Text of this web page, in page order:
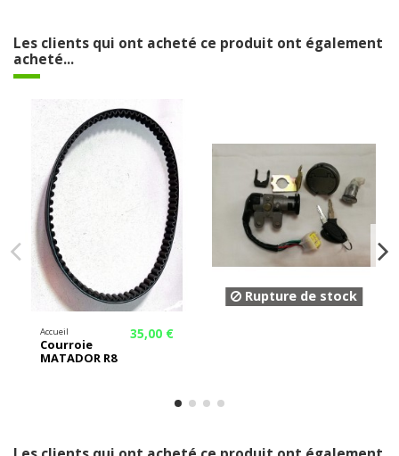
Les clients qui ont acheté ce produit ont également
acheté...
Accueil
Courroie
MATADOR R8
35,00 €
Rupture de stock